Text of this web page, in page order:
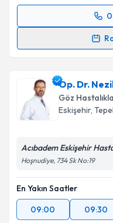
Randevu
takvim
E-posta Adresiniz
Kişisel
Metni'ni
kapsamda
Op. Dr.
Göz
Eskişehir,
Acıbadem Eskişehir
Hoşnudiye, 734 Sk No:19
En Yakın Saatler
09:00
09:30